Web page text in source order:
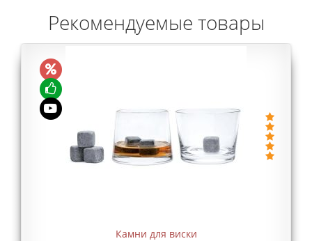
Рекомендуемые товары
Камни для виски